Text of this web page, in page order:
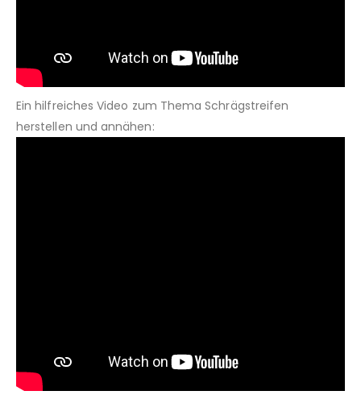
Ein hilfreiches Video zum Thema Schrägstreifen
herstellen und annähen: